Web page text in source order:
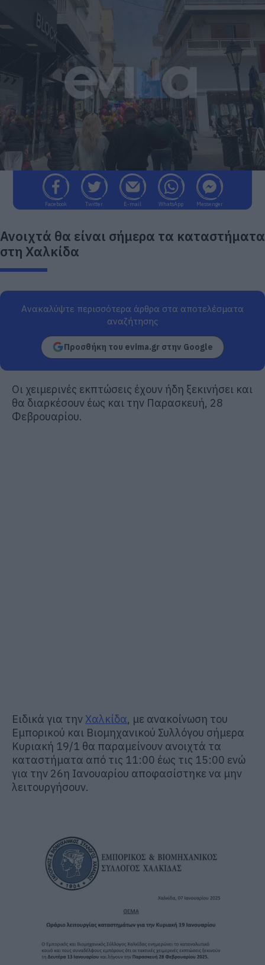
Facebook Twitter E-mail WhatsApp Messenger
Ανοιχτά θα είναι σήμερα τα καταστήματα
στη Χαλκίδα
Ανακαλύψτε περισσότερα άρθρα στα αποτελέσματα
αναζήτησης
Προσθήκη του evima.gr στην Google
Οι χειμερινές εκπτώσεις έχουν ήδη ξεκινήσει και
θα διαρκέσουν έως και την Παρασκευή, 28
Φεβρουαρίου.
Ειδικά για την Χαλκίδα, με ανακοίνωση του
Εμπορικού και Βιομηχανικού Συλλόγου σήμερα
Κυριακή 19/1 θα παραμείνουν ανοιχτά τα
καταστήματα από τις 11:00 έως τις 15:00 ενώ
για την 26η Ιανουαρίου αποφασίστηκε να μην
λειτουργήσουν.